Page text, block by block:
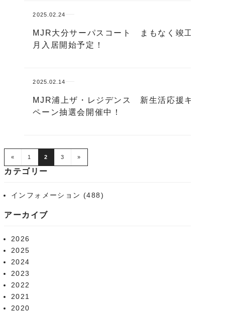
2025.02.24
MJR大分サーパスコート まもなく竣工、4
月入居開始予定！
2025.02.14
MJR浦上ザ・レジデンス 新生活応援キャン
ペーン抽選会開催中！
« 1 2 3 »
カテゴリー
インフォメーション (488)
アーカイブ
2026
2025
2024
2023
2022
2021
2020